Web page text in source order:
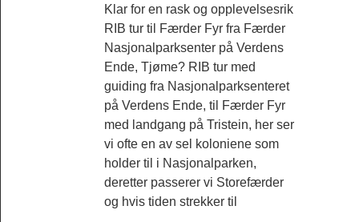
Klar for en rask og opplevelsesrik
RIB tur til Færder Fyr fra Færder
Nasjonalparksenter på Verdens
Ende, Tjøme? RIB tur med
guiding fra Nasjonalparksenteret
på Verdens Ende, til Færder Fyr
med landgang på Tristein, her ser
vi ofte en av sel koloniene som
holder til i Nasjonalparken,
deretter passerer vi Storefærder
og hvis tiden strekker til